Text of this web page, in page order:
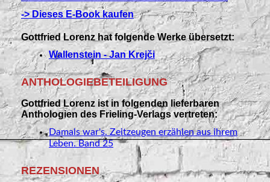
-> Dieses E-Book kaufen
Gottfried Lorenz hat folgende Werke übersetzt:
Wallenstein - Jan Krejči
ANTHOLOGIEBETEILIGUNG
Gottfried Lorenz ist in folgenden lieferbaren
Anthologien des Frieling-Verlags vertreten:
Damals war's. Zeitzeugen erzählen aus ihrem
Leben. Band 25
REZENSIONEN